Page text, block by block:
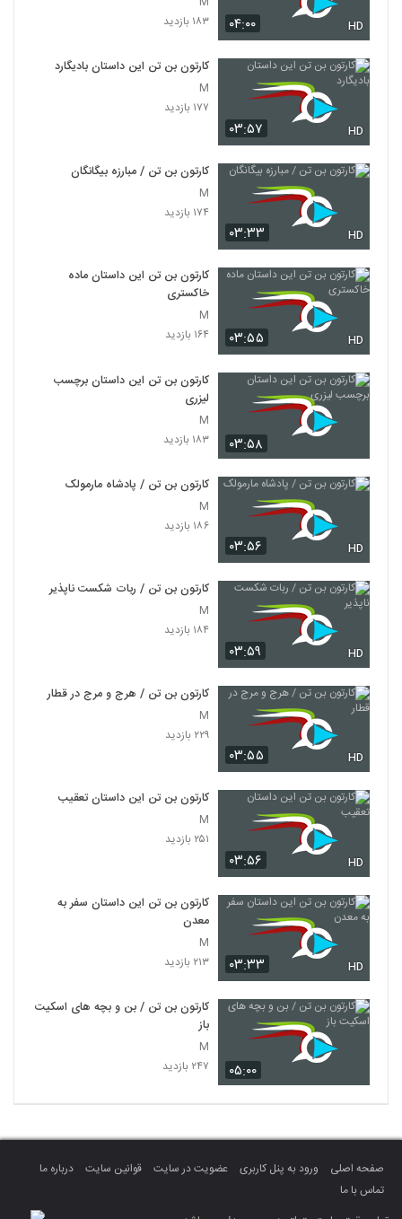
۰۴:۰۰ HD
۱۸۳ بازدید
۰۳:۵۷ HD
کارتون بن تن این داستان بادیگارد
M
۱۷۷ بازدید
۰۳:۳۳ HD
کارتون بن تن / مبارزه بیگانگان
M
۱۷۴ بازدید
۰۳:۵۵ HD
کارتون بن تن این داستان ماده
خاکستری
M
۱۶۴ بازدید
۰۳:۵۸
کارتون بن تن این داستان برچسب
لیزری
M
۱۸۳ بازدید
۰۳:۵۶ HD
کارتون بن تن / پادشاه مارمولک
M
۱۸۶ بازدید
۰۳:۵۹ HD
کارتون بن تن / ربات شکست ناپذیر
M
۱۸۴ بازدید
۰۳:۵۵ HD
کارتون بن تن / هرج و مرج در قطار
M
۲۲۹ بازدید
۰۳:۵۶ HD
کارتون بن تن این داستان تعقیب
M
۲۵۱ بازدید
۰۳:۳۳ HD
کارتون بن تن این داستان سفر به
معدن
M
۲۱۳ بازدید
۰۵:۰۰
کارتون بن تن / بن و بچه های اسکیت
باز
M
۲۴۷ بازدید
صفحه اصلی ورود به پنل کاربری عضویت در سایت قوانین سایت
درباره ما
تماس با ما